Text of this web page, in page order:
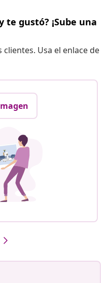
gustó? ¡Sube una
Usa el enlace de